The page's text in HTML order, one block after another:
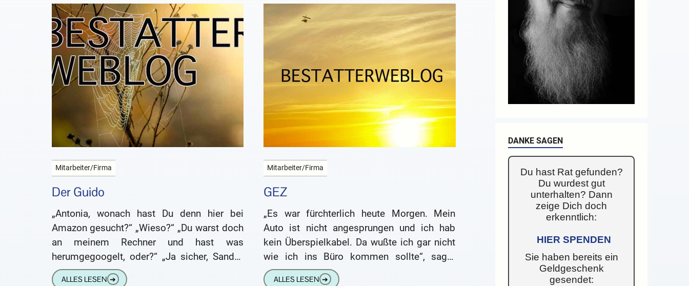
Mitarbeiter/Firma
Der Guido
„Antonia, wonach hast Du denn hier bei
Amazon gesucht?“ „Wieso?“ „Du warst doch
an meinem Rechner und hast was
herumgegoogelt, oder?“ „Ja sicher, Sandy.“
„Und was ist das was Du
ALLES LESEN ➔
Mitarbeiter/Firma
GEZ
„Es war fürchterlich heute Morgen. Mein
Auto ist nicht angesprungen und ich hab
kein Überspielkabel. Da wußte ich gar nicht
wie ich ins Büro kommen sollte“, sagte
Antonia eines Morgens
ALLES LESEN ➔
DANKE SAGEN
Du hast Rat gefunden?
Du wurdest gut
unterhalten? Dann
zeige Dich doch
erkenntlich:
HIER SPENDEN
Sie haben bereits ein
Geldgeschenk
gesendet: